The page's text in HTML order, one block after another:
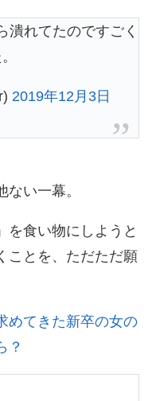
潰れてたのですごく
2019年12月3日
い一幕。
を食い物にしようと
ことを、ただただ願
めてきた新卒の女の
？